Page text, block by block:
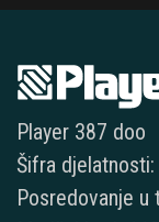
Player 387 doo
Šifra
Posredovanje